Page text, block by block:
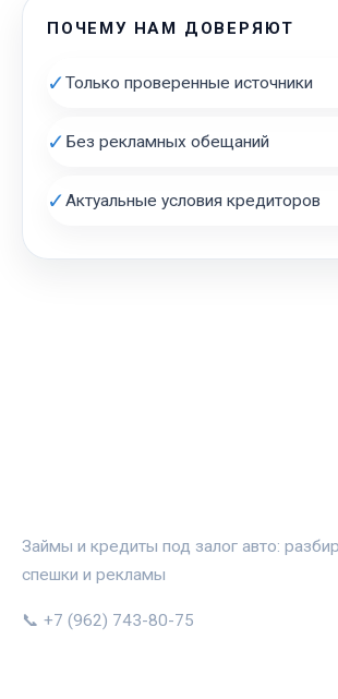
ПОЧЕМУ НАМ ДОВЕРЯЮТ
✓Только проверенные источники
✓ Без рекламных обещаний
✓Актуальные условия кредиторов
Займы и кредиты под залог авто:
спешки и рекламы
📞 +7 (962) 743-80-75